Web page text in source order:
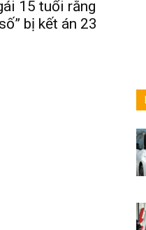
15 tuổi rằng
bị kết án 23